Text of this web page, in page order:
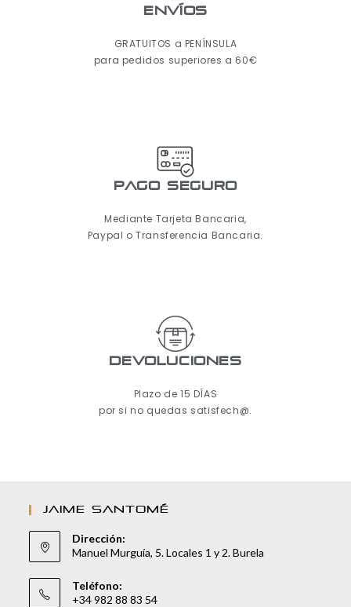
ENVÍOS
GRATUITOS a PENÍNSULA
para pedidos superiores a 60€
pago seguro
Mediante Tarjeta Bancaria,
Paypal o Transferencia Bancaria.
Devoluciones
Plazo de 15 DÍAS
por si no quedas satisfech@.
JAIME SANTOMÉ
Dirección:
Manuel Murguía, 5. Locales 1 y 2. Burela
Teléfono:
+34 982 88 83 54